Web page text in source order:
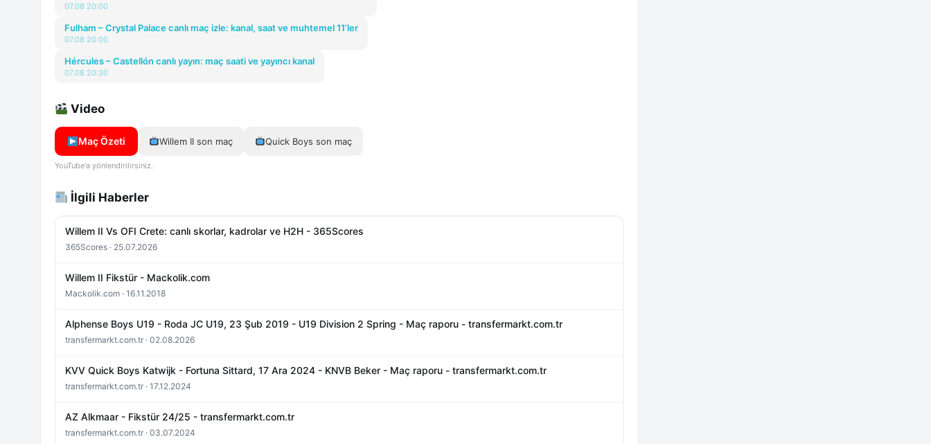
07.08 20:00
Fulham – Crystal Palace canlı maç izle: kanal, saat ve muhtemel 11’ler
07.08 20:00
Hércules – Castellón canlı yayın: maç saati ve yayıncı kanal
07.08 20:30
Video
Maç Özeti Willem II son maç Quick Boys son maç
YouTube'a yönlendirilirsiniz.
İlgili Haberler
Willem II Vs OFI Crete: canlı skorlar, kadrolar ve H2H - 365Scores
365Scores · 25.07.2026
Willem II Fikstür - Mackolik.com
Mackolik.com · 16.11.2018
Alphense Boys U19 - Roda JC U19, 23 Şub 2019 - U19 Division 2 Spring - Maç raporu - transfermarkt.com.tr
transfermarkt.com.tr · 02.08.2026
KVV Quick Boys Katwijk - Fortuna Sittard, 17 Ara 2024 - KNVB Beker - Maç raporu - transfermarkt.com.tr
transfermarkt.com.tr · 17.12.2024
AZ Alkmaar - Fikstür 24/25 - transfermarkt.com.tr
transfermarkt.com.tr · 03.07.2024